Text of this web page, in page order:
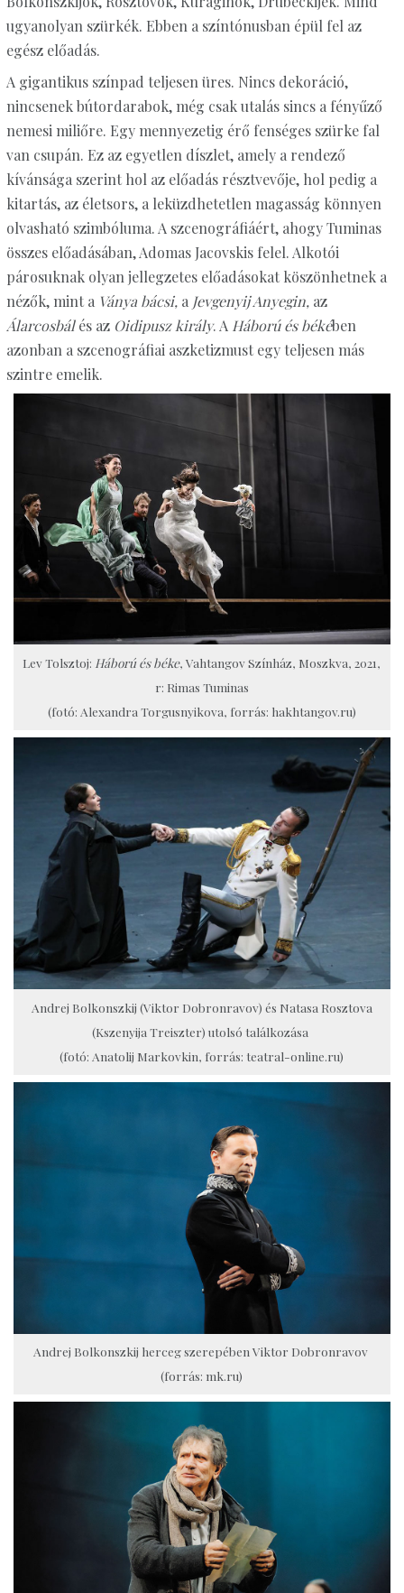
ugyanolyan szürkék. Ebben a színtónusban épül fel az
egész előadás.
A gigantikus színpad teljesen üres. Nincs dekoráció,
nincsenek bútordarabok, még csak utalás sincs a fényűző
nemesi miliőre. Egy mennyezetig érő fenséges szürke fal
van csupán. Ez az egyetlen díszlet, amely a rendező
kívánsága szerint hol az előadás résztvevője, hol pedig a
kitartás, az életsors, a leküzdhetetlen magasság könnyen
olvasható szimbóluma. A szcenográfiáért, ahogy Tuminas
összes előadásában, Adomas Jacovskis felel. Alkotói
párosuknak olyan jellegzetes előadásokat köszönhetnek a
nézők, mint a Ványa bácsi, a Jevgenyij Anyegin, az
Álarcosbálés azOidipusz király. A Háború és békében
azonban a szcenográfiai aszketizmust egy teljesen más
szintre emelik.
Lev Tolsztoj: Háború és béke, Vahtangov Színház, Moszkva, 2021,
r: Rimas Tuminas
(fotó: Alexandra Torgusnyikova, forrás: hakhtangov.ru)
Andrej Bolkonszkij (Viktor Dobronravov) és Natasa Rosztova
(Kszenyija Treiszter) utolsó találkozása
(fotó: Anatolij Markovkin, forrás: teatral-online.ru)
Andrej Bolkonszkij herceg szerepében Viktor Dobronravov
(forrás: mk.ru)